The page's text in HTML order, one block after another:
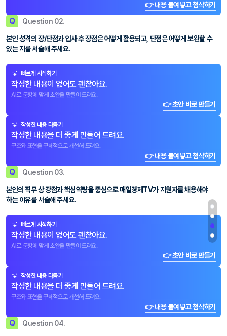
👉 내용 붙여넣고 첨삭하기
Q Question 02.
본인 성격의 장/단점과 입사 후 장점은 어떻게 활용되고, 단점은 어떻게 보완할 수
있는 지를 서술해 주세요.
빠르게 시작하기
작성한 내용이 없어도 괜찮아요.
AI로 문항에 맞게 초안을 만들어 드려요.
👉 초안 바로 만들기
작성한 내용 다듬기
작성한 내용을 더 좋게 만들어 드려요.
구조와 표현을 구체적으로 개선해 드려요.
👉 내용 붙여넣고 첨삭하기
Q Question 03.
본인의 직무 상 강점과 핵심역량을 중심으로 매일경제TV가 지원자를 채용해야
하는 이유를 서술해 주세요.
빠르게 시작하기
작성한 내용이 없어도 괜찮아요.
AI로 문항에 맞게 초안을 만들어 드려요.
👉 초안 바로 만들기
작성한 내용 다듬기
작성한 내용을 더 좋게 만들어 드려요.
구조와 표현을 구체적으로 개선해 드려요.
👉 내용 붙여넣고 첨삭하기
Q Question 04.